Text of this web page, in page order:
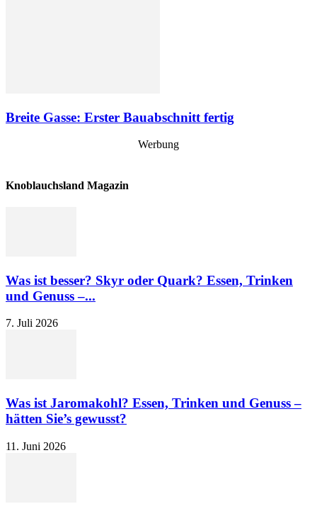
Breite Gasse: Erster Bauabschnitt fertig
Werbung
Knoblauchsland Magazin
Was ist besser? Skyr oder Quark? Essen, Trinken
und Genuss –...
7. Juli 2026
Was ist Jaromakohl? Essen, Trinken und Genuss –
hätten Sie’s gewusst?
11. Juni 2026